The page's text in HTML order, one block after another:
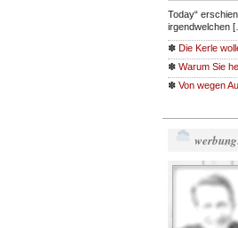
Today“
irgendwelchen
✽ Die Kerle
✽ Warum Sie
✽ Von wegen